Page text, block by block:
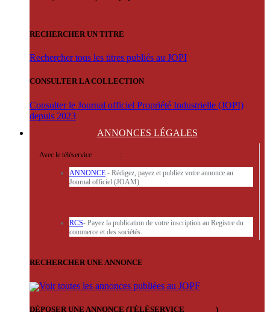
RECHERCHER UN TITRE
Rechercher tous les titres publiés au JOPI
CONSULTER LA COLLECTION
Consulter le Journal officiel Propriété Industrielle (JOPI)
depuis 2023
ANNONCES LÉGALES
Avec le téléservice :
ANNONCE - Rédigez, payez et publiez votre annonce au
Journal officiel (JOAM)
RCS- Payez la publication de votre inscription au Registre du
commerce et des sociétés.
RECHERCHER UNE ANNONCE
Voir toutes les annonces publiées au JOPF
DÉPOSER UNE ANNONCE (TÉLÉSERVICE )